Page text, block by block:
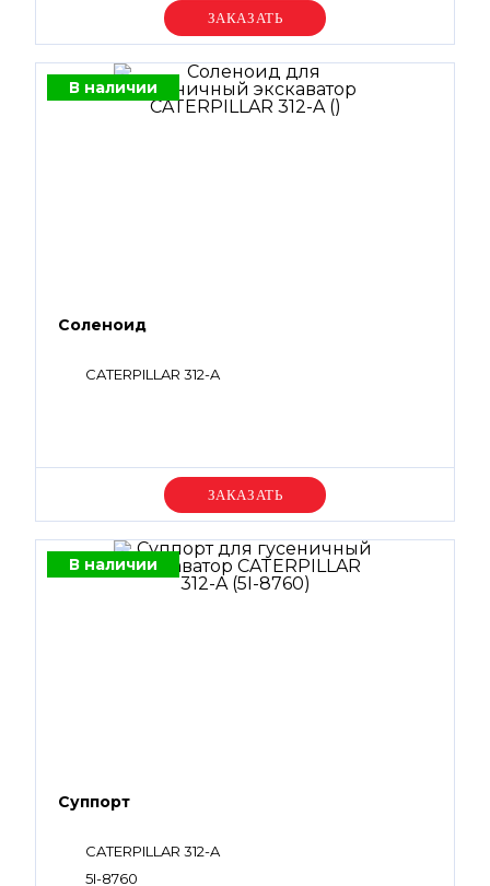
Уточняйте цену
В наличии
Соленоид
CATERPILLAR 312-A
Уточняйте цену
В наличии
Суппорт
CATERPILLAR 312-A
5I-8760